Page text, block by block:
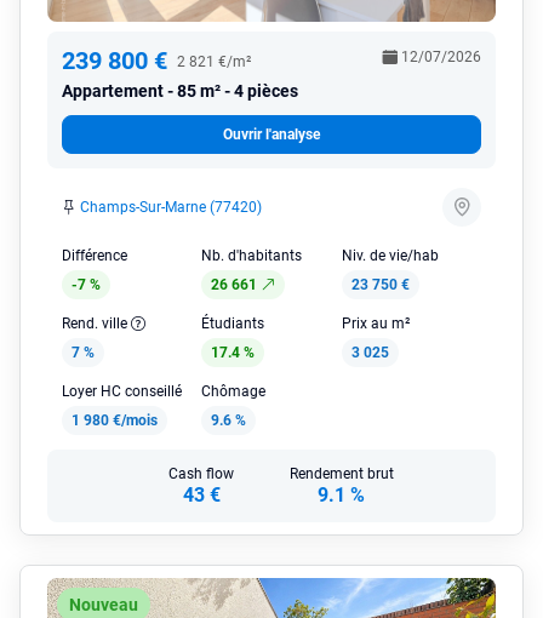
239 800 € 2 821 €/m²
Appartement 85 m² - 4 pièces
12/07/2026
Ouvrir l'analyse
Champs-Sur-Marne (77420)
Différence
-7 %
Nb. d'habitants
26 661
Niv. de vie/hab
23 750 €
Rend. ville
7 %
Étudiants
17.4 %
Prix au m²
3 025
Loyer HC conseillé
1 980 €/mois
Chômage
9.6 %
Cash flow
43 €
Rendement brut
9.1 %
Nouveau